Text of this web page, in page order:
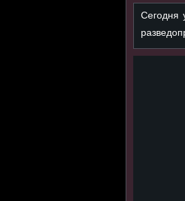
Сегодня